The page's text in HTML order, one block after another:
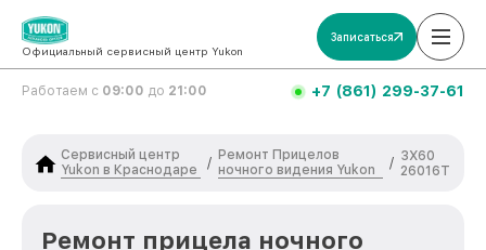
Официальный сервисный центр Yukon
Записаться
Работаем с 09:00 до 21:00 +7 (861) 299-37-61
Сервисный центр
Yukon в Краснодаре
/
Ремонт Прицелов
ночного видения Yukon
/ 3Х60
26016Т
Ремонт прицела ночного